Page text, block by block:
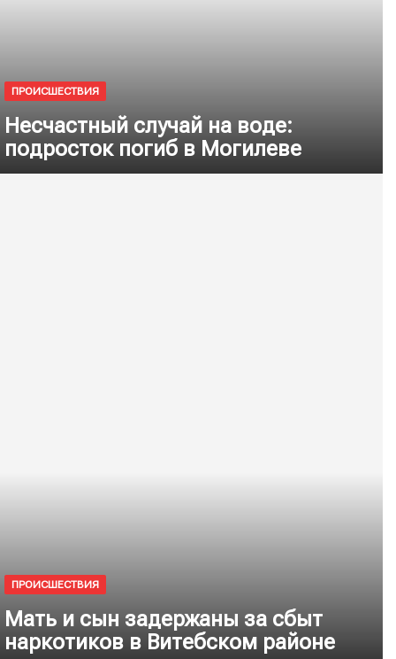
ПРОИСШЕСТВИЯ
Несчастный случай на воде:
подросток погиб в Могилеве
ПРОИСШЕСТВИЯ
Мать и сын задержаны за сбыт
наркотиков в Витебском районе